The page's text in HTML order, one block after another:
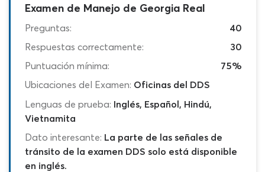
Examen de Manejo de Georgia Real
Preguntas:
40
Respuestas correctamente:
30
Puntuación mínima:
75%
Ubicaciones del Examen: Oficinas del DDS
Lenguas de prueba: Inglés, Español, Hindú,
Vietnamita
Dato interesante: La parte de las señales de
tránsito de la examen DDS solo está disponible
en inglés.